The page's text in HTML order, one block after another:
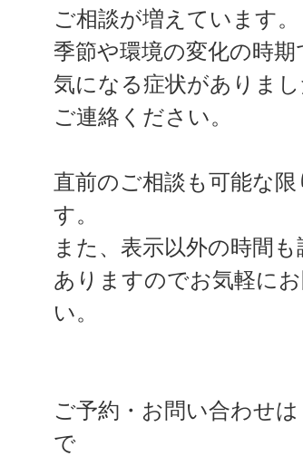
ご相談が増えています。
季節や環境の変化の時期
気になる症状がありま
ご連絡ください。
直前のご相談も可能な限
す。
また、表示以外の時間
ありますのでお気軽に
い。
ご予約・お問い合わせ
で